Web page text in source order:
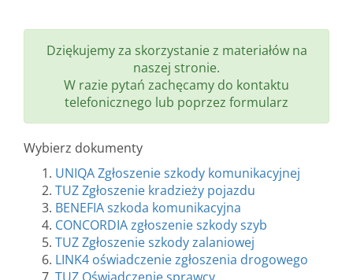
Dziękujemy za skorzystanie z materiałów na
naszej stronie.
W razie pytań zachęcamy do kontaktu
telefonicznego lub poprzez formularz
Wybierz dokumenty
UNIQA Zgłoszenie szkody komunikacyjnej
TUZ Zgłoszenie kradzieży pojazdu
BENEFIA szkoda komunikacyjna
CONCORDIA zgłoszenie szkody szyb
TUZ Zgłoszenie szkody zalaniowej
LINK4 oświadczenie zgłoszenia drogowego